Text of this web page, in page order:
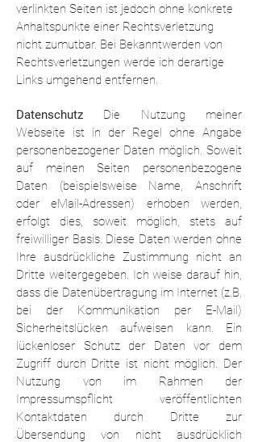
verlinkten Seiten ist jedoch ohne konkrete
Anhaltspunkte einer Rechtsverletzung
nicht zumutbar. Bei Bekanntwerden von
Rechtsverletzungen werde ich derartige
Links umgehend entfernen.
Datenschutz Die Nutzung meiner
Webseite ist in der Regel ohne Angabe
personenbezogener Daten möglich. Soweit
auf meinen Seiten personenbezogene
Daten (beispielsweise Name, Anschrift
oder eMail-Adressen) erhoben werden,
erfolgt dies, soweit möglich, stets auf
freiwilliger Basis. Diese Daten werden ohne
Ihre ausdrückliche Zustimmung nicht an
Dritte weitergegeben. Ich weise darauf hin,
dass die Datenübertragung im Internet (z.B.
bei der Kommunikation per E-Mail)
Sicherheitslücken aufweisen kann. Ein
lückenloser Schutz der Daten vor dem
Zugriff durch Dritte ist nicht möglich. Der
Nutzung von im Rahmen der
Impressumspflicht veröffentlichten
Kontaktdaten durch Dritte zur
Übersendung von nicht ausdrücklich